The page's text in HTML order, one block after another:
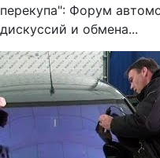
перекупа": Форум
дискуссий и обмена...